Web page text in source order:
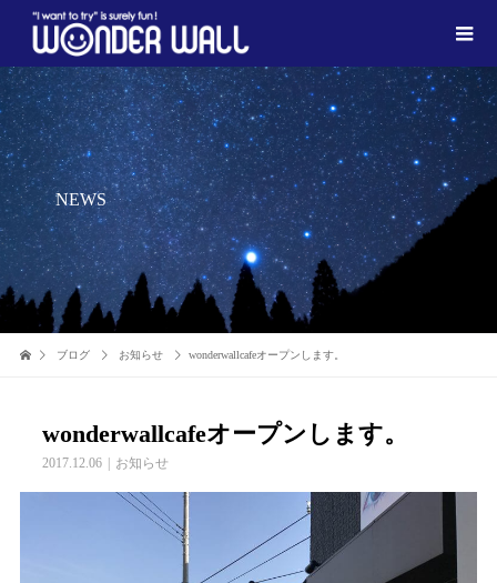
NEWS
ブログ お知らせ wonderwallcafeオープンします。
wonderwallcafeオープンします。
2017.12.06 お知らせ